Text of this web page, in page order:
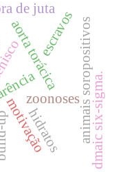
aorta torácica
motivaçãozoonosesanimais soropositivos
escravos
de juta
dmaic six-sigma.
hidratos